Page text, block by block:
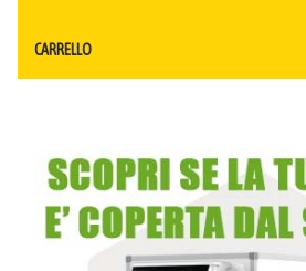
CARRELLO